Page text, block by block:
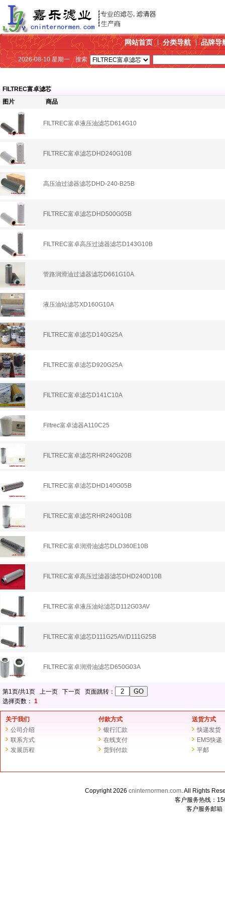
网站首页 分类导航 品牌导
2026-08-10 星期一 搜索
FILTREC富卓滤芯
图片
商品
FILTREC富卓液压油滤芯D614G10
FILTREC富卓滤芯DHD240G10B
高压油过滤器滤芯DHD-240-B25B
FILTREC富卓滤芯DHD500G05B
FILTREC富卓高压过滤器滤芯D143G10B
管路润滑油过滤器滤芯D661G10A
液压油站滤芯XD160G10A
FILTREC富卓滤芯D140G25A
FILTREC富卓滤芯D920G25A
FILTREC富卓滤芯D141C10A
Filtrec富卓滤器A110C25
FILTREC富卓滤芯RHR240G20B
FILTREC富卓滤芯DHD140G05B
FILTREC富卓滤芯RHR240G10B
FILTREC富卓润滑油滤芯DLD360E10B
FILTREC富卓高压过滤器滤芯DHD240D10B
FILTREC富卓液压油站滤芯D112G03AV
FILTREC富卓滤芯D111G25AV/D111G25B
FILTREC富卓润滑油滤芯D650G03A
第1页/共1页 上一页 下一页 页面跳转：
选择页数： 1
关于我们
公司介绍
联系方式
发展历程
付款方式
银行汇款
在线支付
货到付款
送货方式
快递发货
EMS快递
平邮
Copyright 2026 cninternormen.com. All Rights
客户服务热线：
客户服务邮箱